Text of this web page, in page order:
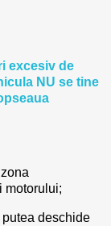
excesiv de
NU se tine
motorului;
deschide